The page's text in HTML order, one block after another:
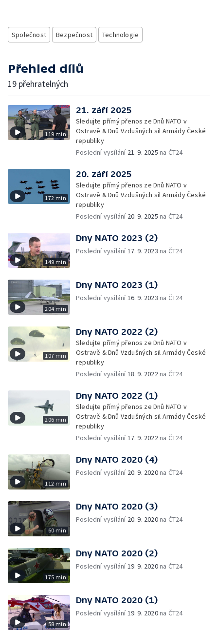
Společnost Bezpečnost Technologie
Přehled dílů
19 přehratelných
119 min
21. září 2025
Sledujte přímý přenos ze Dnů NATO v
Ostravě & Dnů Vzdušných sil Armády České
republiky
Poslední vysílání 21. 9. 2025 na ČT24
172 min
20. září 2025
Sledujte přímý přenos ze Dnů NATO v
Ostravě & Dnů Vzdušných sil Armády České
republiky
Poslední vysílání 20. 9. 2025 na ČT24
149 min
Dny NATO 2023 (2)
Poslední vysílání17. 9. 2023 na ČT24
204 min
Dny NATO 2023 (1)
Poslední vysílání16. 9. 2023 na ČT24
107 min
Dny NATO 2022 (2)
Sledujte přímý přenos ze Dnů NATO v
Ostravě & Dnů Vzdušných sil Armády České
republiky
Poslední vysílání18. 9. 2022na ČT24
206 min
Dny NATO 2022 (1)
Sledujte přímý přenos ze Dnů NATO v
Ostravě & Dnů Vzdušných sil Armády České
republiky
Poslední vysílání17. 9. 2022na ČT24
112 min
Dny NATO 2020 (4)
Poslední vysílání 20. 9. 2020na ČT24
60 min
Dny NATO 2020 (3)
Poslední vysílání 20. 9. 2020na ČT24
175 min
Dny NATO 2020 (2)
Poslední vysílání19. 9. 2020na ČT24
58 min
Dny NATO 2020 (1)
Poslední vysílání19. 9. 2020na ČT24